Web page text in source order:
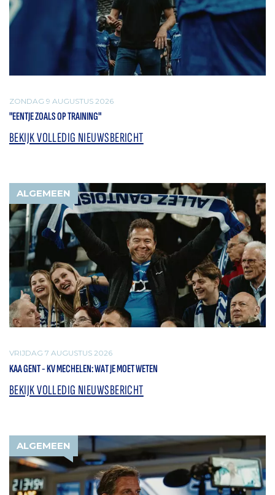
ZONDAG 9 AUGUSTUS 2026
"EENTJE ZOALS OP TRAINING"
BEKIJK VOLLEDIG NIEUWSBERICHT
ALGEMEEN
VRIJDAG 7 AUGUSTUS 2026
KAA GENT - KV MECHELEN: WAT JE MOET WETEN
BEKIJK VOLLEDIG NIEUWSBERICHT
ALGEMEEN